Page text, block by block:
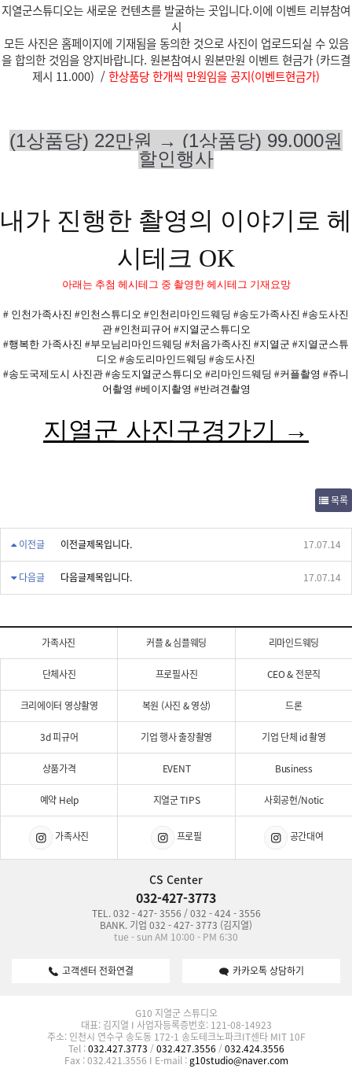
지열군스튜디오는 새로운 컨텐츠를 발굴하는 곳입니다.이에 이벤트 리뷰참여
시
모든 사진은 홈페이지에 기재됨을 동의한 것으로 사진이 업로드되실 수 있음
을 합의한 것임을 양지바랍니다. 원본참여시 원본만원 이벤트 현금가 (카드결
제시 11.000) /한상품당 한개씩 만원임을 공지(이벤트현금가)
(1상품당) 22만원 → (1상품당) 99.000원
할인행사
내가 진행한 촬영의 이야기로 헤
시테크 OK
아래는 추첨 헤시테그 중 촬영한 헤시테그 기재요망
# 인천가족사진 #인천스튜디오 #인천리마인드웨딩 #송도가족사진 #송도사진
관 #인천피규어 #지열군스튜디오
#행복한 가족사진 #부모님리마인드웨딩 #처음가족사진 #지열군 #지열군스튜
디오 #송도리마인드웨딩 #송도사진
#송도국제도시 사진관 #송도지열군스튜디오 #리마인드웨딩 #커플촬영 #쥬니
어촬영 #베이지촬영 #반려견촬영
지열군 사진구경가기 →
목록
이전글 이전글제목입니다. 17.07.14
다음글 다음글제목입니다. 17.07.14
가족사진 커플 & 심플웨딩 리마인드웨딩
단체사진 프로필사진 CEO & 전문직
크리에이터 영상촬영 복원 (사진 & 영상) 드론
3d 피규어 기업 행사 출장촬영 기업 단체 id 촬영
상품가격 EVENT Business
예약 Help 지열군 TIPS 사회공헌/Notic
가족사진 프로필 공간대여
CS Center
032-427-3773
TEL. 032 - 427- 3556 / 032 - 424 - 3556
BANK. 기업 032 - 427- 3773 (김지열)
tue - sun AM 10:00 - PM 6:30
고객센터 전화연결 카카오톡 상담하기
G10 지열군 스튜디오
대표: 김지열 I 사업자등록증번호: 121-08-14923
주소: 인천시 연수구 송도동 172-1 송도테크노파크IT센타 MIT 10F
Tel :032.427.3773 /032.427.3556 /032.424.3556
Fax : 032.421.3556 I E-mail :g10studio@naver.com